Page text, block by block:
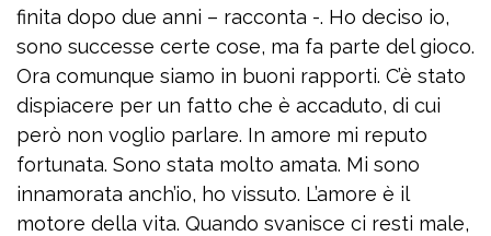
finita dopo due anni – racconta -. Ho deciso io,
sono successe certe cose, ma fa parte del gioco.
Ora comunque siamo in buoni rapporti. C’è stato
dispiacere per un fatto che è accaduto, di cui
però non voglio parlare. In amore mi reputo
fortunata. Sono stata molto amata. Mi sono
innamorata anch’io, ho vissuto. L’amore è il
motore della vita. Quando svanisce ci resti male,